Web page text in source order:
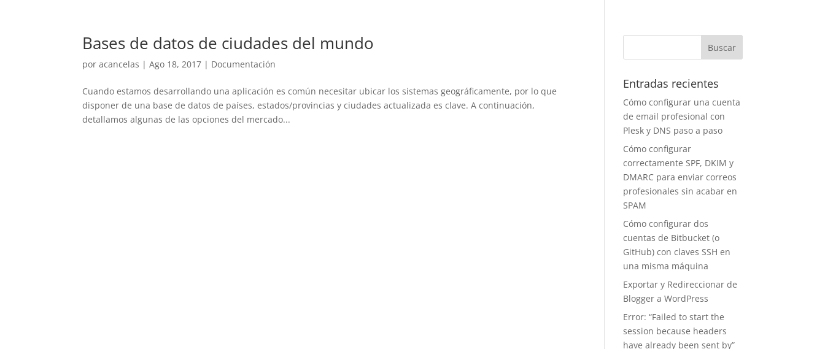
Bases de datos de ciudades del mundo
poracancelas |Ago 18, 2017 | Documentación
Cuando estamos desarrollando una aplicación es común necesitar ubicar los sistemas geográficamente, por lo que
disponer de una base de datos de países, estados/provincias y ciudades actualizada es clave. A continuación,
detallamos algunas de las opciones del mercado...
Entradas recientes
Cómo configurar una cuenta
de email profesional con
Plesk y DNS paso a paso
Cómo configurar
correctamente SPF, DKIM y
DMARC para enviar correos
profesionales sin acabar en
SPAM
Cómo configurar dos
cuentas de Bitbucket (o
GitHub) con claves SSH en
una misma máquina
Exportar y Redireccionar de
Blogger a WordPress
Error: “Failed to start the
session because headers
have already been sent by”